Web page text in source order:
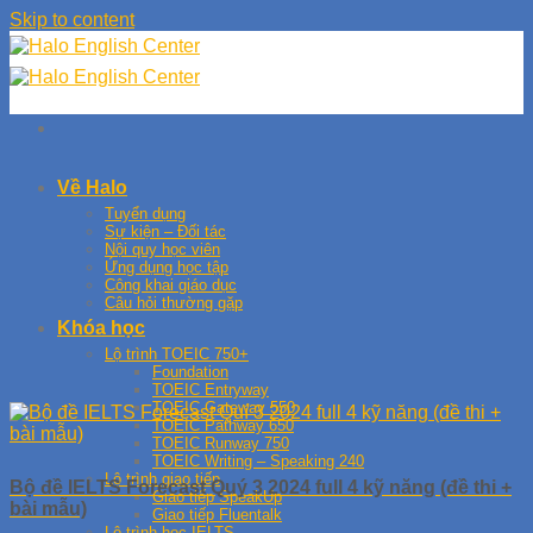
Skip to content
Về Halo
Tuyển dụng
Sự kiện – Đối tác
Nội quy học viên
Ứng dụng học tập
Công khai giáo dục
Câu hỏi thường gặp
Khóa học
Lộ trình TOEIC 750+
Foundation
TOEIC Entryway
TOEIC Gateway 550
TOEIC Pathway 650
TOEIC Runway 750
TOEIC Writing – Speaking 240
Lộ trình giao tiếp
Giao tiếp SpeakUp
Giao tiếp Fluentalk
Bộ đề IELTS Forecast Quý 3 2024 full 4 kỹ năng (đề thi +
bài mẫu)